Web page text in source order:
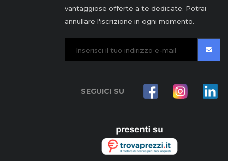
vantaggiose offerte a te dedicate. Potrai
annullare l'iscrizione in ogni momento.
SEGUICI SU